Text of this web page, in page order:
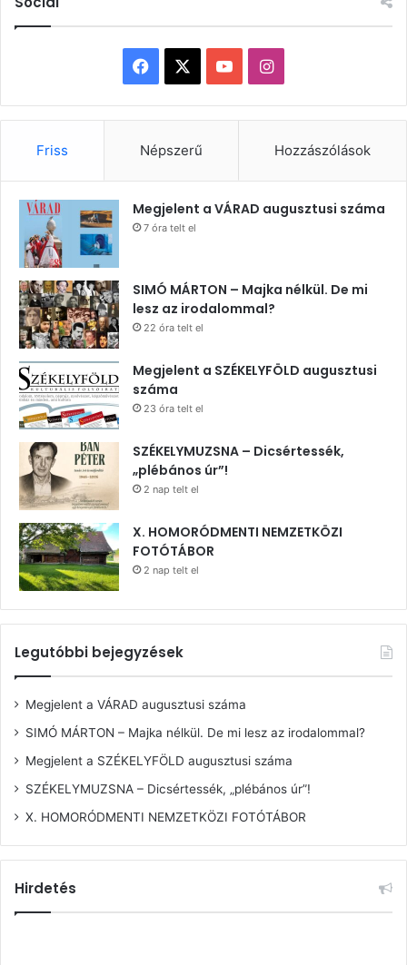
Facebook YouTubeInstagram
Friss Népszerű Hozzászólások
Megjelent a VÁRAD augusztusi száma
7 óra telt el
SIMÓ MÁRTON – Majka nélkül. De mi
lesz az irodalommal?
22 óra telt el
Megjelent a SZÉKELYFÖLD augusztusi
száma
23 óra telt el
SZÉKELYMUZSNA – Dicsértessék,
„plébános úr”!
2 nap telt el
X. HOMORÓDMENTI NEMZETKÖZI
FOTÓTÁBOR
2 nap telt el
Legutóbbi bejegyzések
Megjelent a VÁRAD augusztusi száma
SIMÓ MÁRTON – Majka nélkül. De mi lesz az irodalommal?
Megjelent a SZÉKELYFÖLD augusztusi száma
SZÉKELYMUZSNA – Dicsértessék, „plébános úr”!
X. HOMORÓDMENTI NEMZETKÖZI FOTÓTÁBOR
Hirdetés